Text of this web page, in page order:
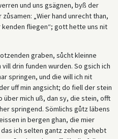
und uns gsägnen, byß der
„Wier hand unrecht than,
fliegen“; gott hette uns nit
graben, sůcht kleinne
drin funden wurden. So gsich ich
springen, und die will ich nit
uff min angsicht; do fiell der stein
mich uß, dan sy, die stein, offt
springend. Sömlichs gůtz läbens
in bergen ghan, die mier
ich selten gantz zehen gehebt